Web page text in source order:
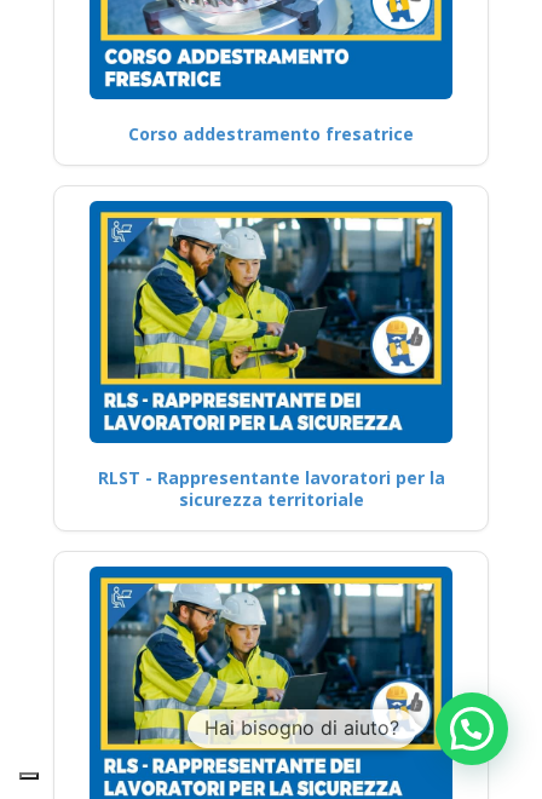
Corso addestramento fresatrice
RLST - Rappresentante lavoratori per la
sicurezza territoriale